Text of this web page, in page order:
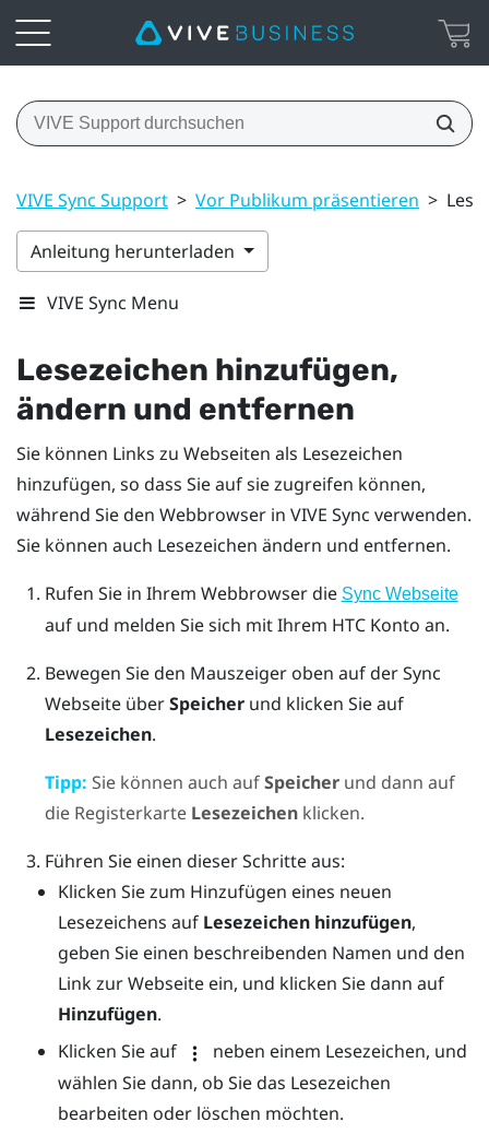
VIVE Sync Support > Vor Publikum präsentieren >
Anleitung herunterladen
VIVE Sync Menu
Lesezeichen hinzufügen,
ändern und entfernen
Sie können Links zu Webseiten als Lesezeichen
hinzufügen, so dass Sie auf sie zugreifen können,
während Sie den Webbrowser in VIVE Sync verwenden.
Sie können auch Lesezeichen ändern und entfernen.
Rufen Sie in Ihrem Webbrowser die Sync Webseite
auf und melden Sie sich mit Ihrem HTC Konto an.
Bewegen Sie den Mauszeiger oben auf der Sync
Webseite überSpeicherund klicken Sie auf
Lesezeichen.
Tipp: Sie können auch aufSpeicherund dann auf
die Registerkarte Lesezeichenklicken.
Führen Sie einen dieser Schritte aus:
Klicken Sie zum Hinzufügen eines neuen
Lesezeichens auf Lesezeichen hinzufügen,
geben Sie einen beschreibenden Namen und den
Link zur Webseite ein, und klicken Sie dann auf
Hinzufügen.
Klicken Sie auf
neben einem Lesezeichen, und
wählen Sie dann, ob Sie das Lesezeichen
bearbeiten oder löschen möchten.